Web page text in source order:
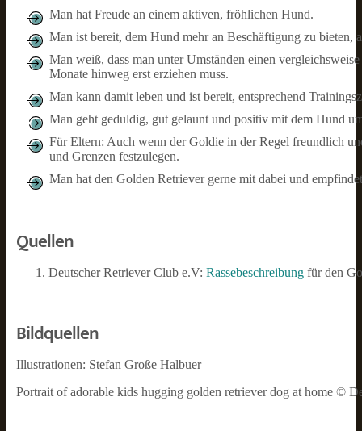
Man hat Freude an einem aktiven, fröhlichen Hund.
Man ist bereit, dem Hund mehr an Beschäftigung zu bieten,
Man weiß, dass man unter Umständen einen
Monate hinweg erst erziehen muss.
Man kann damit leben und ist bereit, entsprechend
Man geht geduldig, gut gelaunt und positiv mit dem Hund
Für Eltern: Auch wenn der Goldie in der Regel freundlich
und Grenzen festzulegen.
Man hat den Golden Retriever gerne mit dabei und
Quellen
Deutscher Retriever Club e.V: Rassebeschreibung für den
Bildquellen
Illustrationen: Stefan Große Halbuer
Portrait of adorable kids hugging golden retriever dog at home ©